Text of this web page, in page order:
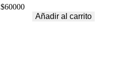
$60000
Añadir al carrito